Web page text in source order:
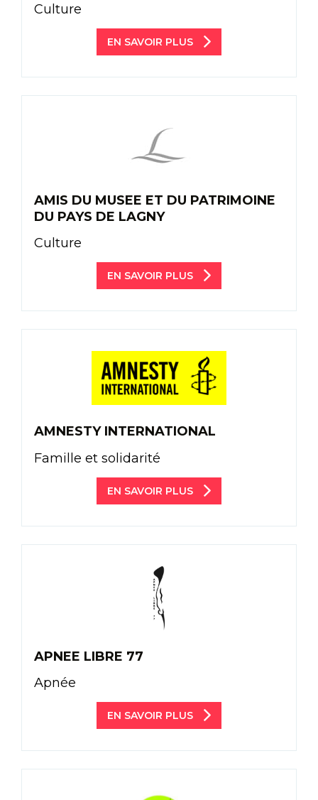
Culture
EN SAVOIR PLUS
AMIS DU MUSEE ET DU PATRIMOINE
DU PAYS DE LAGNY
Culture
EN SAVOIR PLUS
AMNESTY INTERNATIONAL
Famille et solidarité
EN SAVOIR PLUS
APNEE LIBRE 77
Apnée
EN SAVOIR PLUS